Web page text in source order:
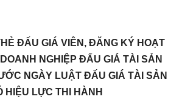
ĐẤU GIÁ VIÊN, ĐĂNG KÝ HOẠT
NGHIỆP ĐẤU GIÁ TÀI SẢN
NGÀY LUẬT ĐẤU GIÁ TÀI SẢN
HIỆU LỰC THI HÀNH